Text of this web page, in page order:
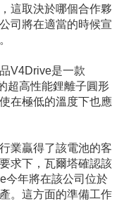
這取決於哪個合作夥
司將在適當的時候宣
V4Drive是一款
超高性能鋰離子圓形
在極低的溫度下也應
業贏得了該電池的客
求下，瓦爾塔確認該
今年將在該公司位於
。這方面的準備工作